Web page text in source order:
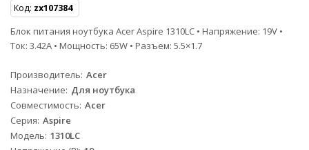
Код: zx107384
Блок питания ноутбука Acer Aspire 1310LC • Напряжение: 19V •
Ток: 3.42A • Мощность: 65W • Разъем: 5.5×1.7
Производитель Acer
Назначение Для ноутбука
Совместимость Acer
Серия Aspire
Модель 1310LC